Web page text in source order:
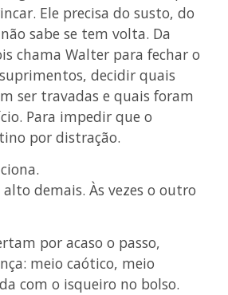
Ele precisa do susto, do
sabe se tem volta. Da
chama Walter para fechar o
decidir quais
ser travadas e quais foram
Para impedir que o
por distração.
demais. Às vezes o outro
por acaso o passo,
meio caótico, meio
com o isqueiro no bolso.